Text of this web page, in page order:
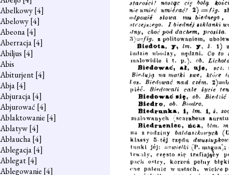
Abelkowy[4]
Abelowy[4]
Abeona[4]
Aberracja[4]
Abiljus [4]
Abis
Abiturjent[4]
Abja[4]
Abjuracja[4]
Abjurować [4]
Ablaktowanie [4]
Ablatyw[4]
Abłaucha[4]
Ablegacja[4]
Ablegat[4]
Ablegowanie [4]